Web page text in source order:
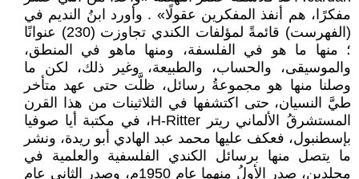
مفكرًا، هم أنفذ المفكرين عقولًا» . وأورد ابنُ النديم في
(الفهرست) قائمةً لمؤلفات الكندي تجاوزت (230) عنوانًا
؛ منها ما هو في الفلسفة، ومنها ماهو في المنطق،
والموسيقى، والحساب، والطبيعة، وغير ذلك، لكن ما
وصلنا منها هو مجموعةُ رسائل، ظلَّت حتى عهد متأخر
طيَّ النسيان، حتى اكتشفها في الثلاثينات من هذا القرن
المستشرقُ الألماني ريتر H-Ritter، في مكتبة أيا صوفيا
بإسطنبول، فعكف عليها محمد عبد الهادي أبو ريدة، ونشر
ما يتصل منها برسائل الكندي الفلسفية والعلمية في
مجلدين، صدر الأولُ منهما عام 1950م، وصدر الثاني عام